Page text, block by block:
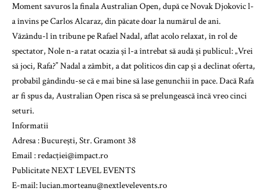
Moment savuros la finala Australian Open, după ce Novak Djokovic l-
a învins pe Carlos Alcaraz, din păcate doar la numărul de ani.
Văzându-l în tribune pe Rafael Nadal, aflat acolo relaxat, în rol de
spectator, Nole n-a ratat ocazia și l-a întrebat să audă și publicul: „Vrei
să joci, Rafa?” Nadal a zâmbit, a dat politicos din cap și a declinat oferta,
probabil gândindu-se că e mai bine să lase genunchii în pace. Dacă Rafa
ar fi spus da, Australian Open risca să se prelungească încă vreo cinci
seturi.
Informatii
Adresa : București, Str. Gramont 38
Email : redacției@impact.ro
Publicitate NEXT LEVEL EVENTS
E-mail: lucian.morteanu@nextlevelevents.ro